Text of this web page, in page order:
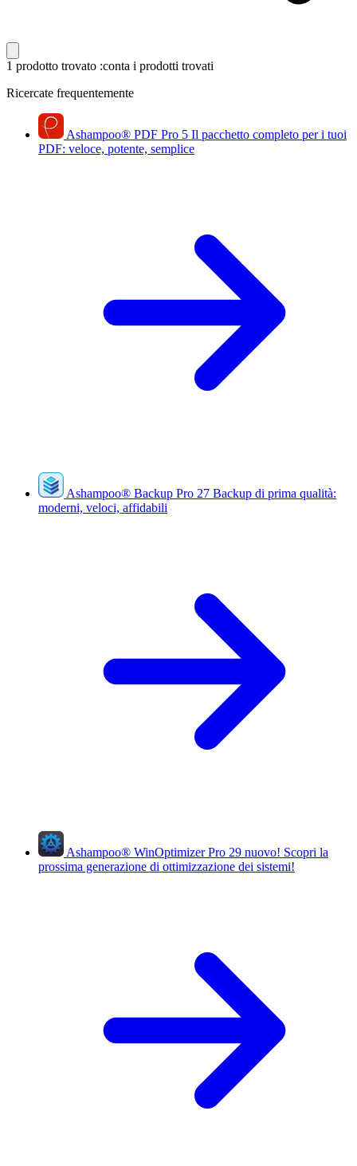
1 prodotto trovato :conta i prodotti trovati
Ricercate frequentemente
Ashampoo® PDF Pro 5 Il pacchetto completo per i tuoi
PDF: veloce, potente, semplice
Ashampoo® Backup Pro 27 Backup di prima qualità:
moderni, veloci, affidabili
Ashampoo® WinOptimizer Pro 29 nuovo! Scopri la
prossima generazione di ottimizzazione dei sistemi!